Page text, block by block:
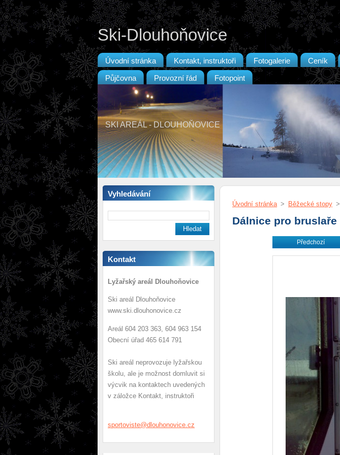
Ski-Dlouhoňovice
Úvodní stránka Kontakt, instruktoři Fotogalerie Ceník
Půjčovna Provozní řád Fotopoint
SKI AREÁL - DLOUHOŇOVICE
Vyhledávání
Kontakt
Lyžařský areál Dlouhoňovice
Ski areál Dlouhoňovice
www.ski.dlouhonovice.cz
Areál 604 203 363, 604 963 154
Obecní úřad 465 614 791
Ski areál neprovozuje lyžařskou
školu, ale je možnost domluvit si
výcvik na kontaktech uvedených
v záložce Kontakt, instruktoři
sportoviste@dlouhonovice .cz
Úvodní stránka > Běžecké stopy >
Dálnice pro bruslaře
Předchozí